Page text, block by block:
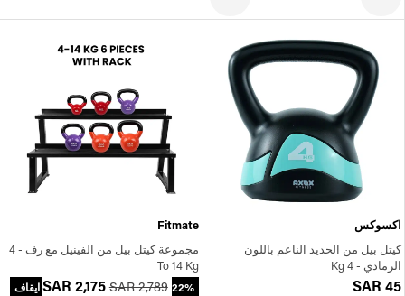
اكسوكس
كيتل بيل من الحديد الناعم باللون
الرمادي - 4 Kg
SAR 45
Fitmate
مجموعة كيتل بيل من الفينيل مع رف - 4
To 14 Kg
SAR 2,175 SAR 2,789 22% ايقاف